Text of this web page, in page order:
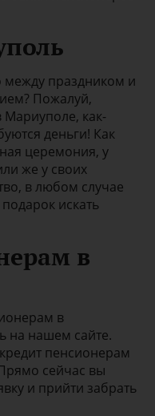
между праздником и
Пожалуй,
Мариуполе, как-
деньги! Как
церемония, у
же у своих
в любом случае
искать
в
в
на нашем сайте.
пенсионерам
сейчас вы
и прийти забрать